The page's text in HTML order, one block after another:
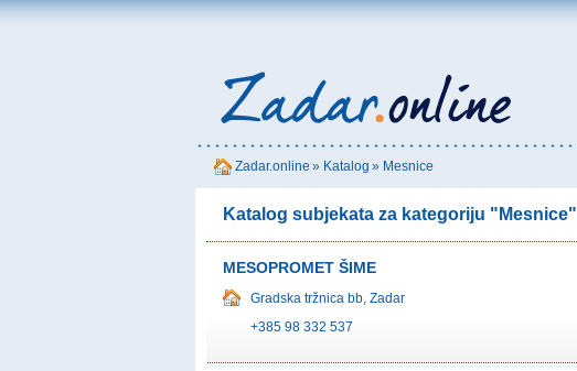
Zadar.online » Katalog » Mesnice
Katalog subjekata za kategoriju "Mesnice"
MESOPROMET ŠIME
Gradska tržnica bb, Zadar
+385 98 332 537